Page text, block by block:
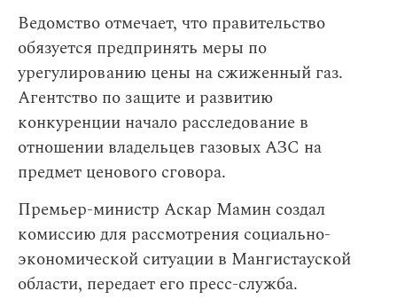
Ведомство отмечает, что правительство
обязуется предпринять меры по
урегулированию цены на сжиженный газ.
Агентство по защите и развитию
конкуренции начало расследование в
отношении владельцев газовых АЗС на
предмет ценового сговора.
Премьер-министр Аскар Мамин создал
комиссию для рассмотрения социально-
экономической ситуации в Мангистауской
области, передает его пресс-служба.